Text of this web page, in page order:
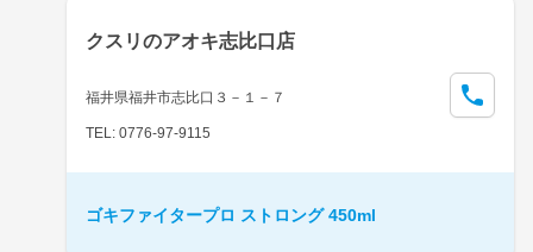
クスリのアオキ志比口店
福井県福井市志比口３－１－７
TEL: 0776-97-9115
ゴキファイタープロ ストロング 450ml